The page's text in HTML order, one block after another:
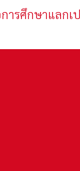
ารศึกษาแลกเ